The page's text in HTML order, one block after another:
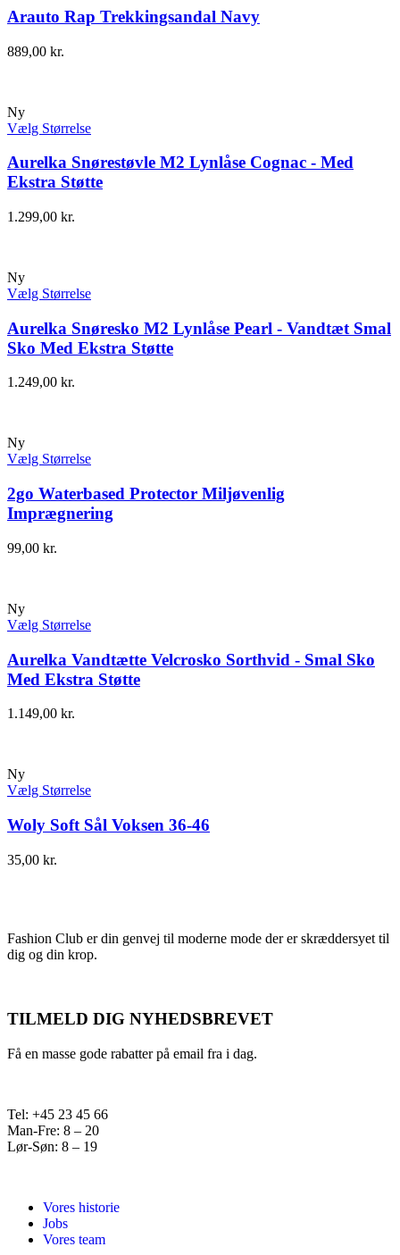
Arauto Rap Trekkingsandal Navy
889,00 kr.
Ny
Vælg Størrelse
Aurelka Snørestøvle M2 Lynlåse Cognac - Med
Ekstra Støtte
1.299,00 kr.
Ny
Vælg Størrelse
Aurelka Snøresko M2 Lynlåse Pearl - Vandtæt Smal
Sko Med Ekstra Støtte
1.249,00 kr.
Ny
Vælg Størrelse
2go Waterbased Protector Miljøvenlig
Imprægnering
99,00 kr.
Ny
Vælg Størrelse
Aurelka Vandtætte Velcrosko Sorthvid - Smal Sko
Med Ekstra Støtte
1.149,00 kr.
Ny
Vælg Størrelse
Woly Soft Sål Voksen 36-46
35,00 kr.
Fashion Club er din genvej til moderne mode der er skræddersyet til
dig og din krop.
TILMELD DIG NYHEDSBREVET
Få en masse gode rabatter på email fra i dag.
Tel: +45 23 45 66
Man-Fre: 8 – 20
Lør-Søn: 8 – 19
Vores historie
Jobs
Vores team